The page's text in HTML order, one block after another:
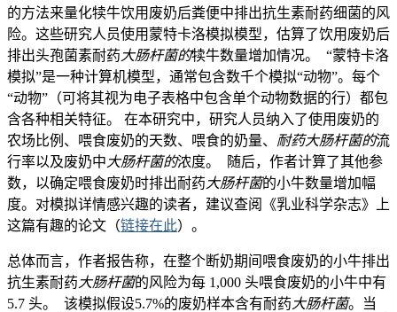
的方法来量化犊牛饮用废奶后粪便中排出抗生素耐药细菌的风
险。这些研究人员使用蒙特卡洛模拟模型，估算了饮用废奶后
排出头孢菌素耐药 大肠杆菌的犊牛数量增加情况。 “蒙特卡洛
模拟”是一种计算机模型，通常包含数千个模拟“动物”。每个
“动物”（可将其视为电子表格中包含单个动物数据的行）都包
含各种相关特征。 在本研究中，研究人员纳入了使用废奶的
农场比例、喂食废奶的天数、喂食的奶量、 耐药大肠杆菌的流
行率以及废奶中 大肠杆菌的浓度。 随后，作者计算了其他参
数，以确定喂食废奶时排出耐药 大肠杆菌的小牛数量增加幅
度。对模拟详情感兴趣的读者，建议查阅《乳业科学杂志》上
这篇有趣的论文（链接在此）。
总体而言，作者报告称，在整个断奶期间喂食废奶的小牛排出
抗生素耐药 大肠杆菌的风险为每 1,000 头喂食废奶的小牛中有
5.7 头。 该模拟假设5.7%的废奶样本含有耐药 大肠杆菌。当